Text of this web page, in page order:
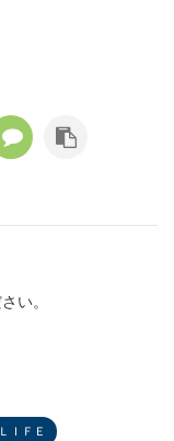
い。
ＬＩＦＥ